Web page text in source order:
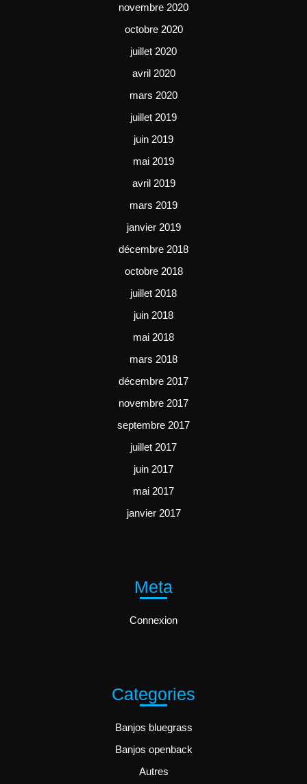
novembre 2020
octobre 2020
juillet 2020
avril 2020
mars 2020
juillet 2019
juin 2019
mai 2019
avril 2019
mars 2019
janvier 2019
décembre 2018
octobre 2018
juillet 2018
juin 2018
mai 2018
mars 2018
décembre 2017
novembre 2017
septembre 2017
juillet 2017
juin 2017
mai 2017
janvier 2017
Meta
Connexion
Categories
Banjos bluegrass
Banjos openback
Autres